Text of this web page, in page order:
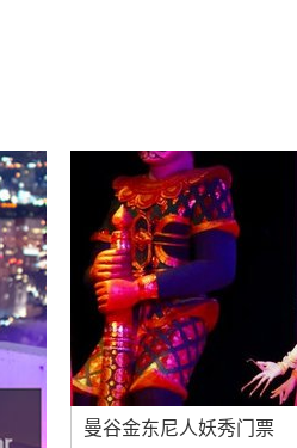
曼谷金东尼人妖秀门票